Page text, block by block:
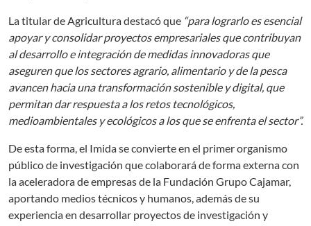
La titular de Agricultura destacó que “para lograrlo es esencial
apoyar y consolidar proyectos empresariales que contribuyan
al desarrollo e integración de medidas innovadoras que
aseguren que los sectores agrario, alimentario y de la pesca
avancen hacia una transformación sostenible y digital, que
permitan dar respuesta a los retos tecnológicos,
medioambientales y ecológicos a los que se enfrenta el sector”.
De esta forma, el Imida se convierte en el primer organismo
público de investigación que colaborará de forma externa con
la aceleradora de empresas de la Fundación Grupo Cajamar,
aportando medios técnicos y humanos, además de su
experiencia en desarrollar proyectos de investigación y